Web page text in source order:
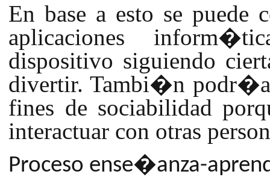
En base a esto se puede
aplicaciones
dispositivo siguiendo
divertir. Tambi�n podr�a
fines de sociabilidad
interactuar con otras
Proceso ense�anza-